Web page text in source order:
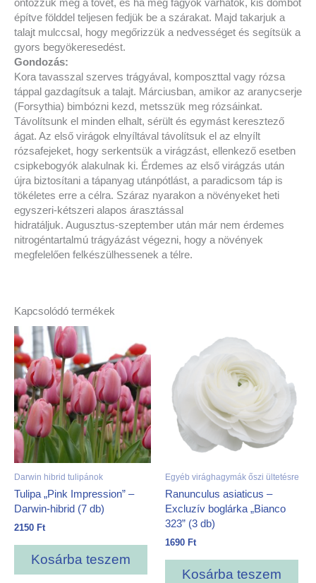
öntözzük meg a tövet, és ha még fagyok várhatók, kis dombot
építve földdel teljesen fedjük be a szárakat. Majd takarjuk a
talajt mulccsal, hogy megőrizzük a nedvességet és segítsük a
gyors begyökeresedést.
Gondozás:
Kora tavasszal szerves trágyával, komposzttal vagy rózsa
táppal gazdagítsuk a talajt. Márciusban, amikor az aranycserje
(Forsythia) bimbózni kezd, metsszük meg rózsáinkat.
Távolítsunk el minden elhalt, sérült és egymást keresztező
ágat. Az első virágok elnyíltával távolítsuk el az elnyílt
rózsafejeket, hogy serkentsük a virágzást, ellenkező esetben
csipkebogyók alakulnak ki. Érdemes az első virágzás után
újra biztosítani a tápanyag utánpótlást, a paradicsom táp is
tökéletes erre a célra. Száraz nyarakon a növényeket heti
egyszeri-kétszeri alapos árasztással
hidratáljuk. Augusztus-szeptember után már nem érdemes
nitrogéntartalmú trágyázást végezni, hogy a növények
megfelelően felkészülhessenek a télre.
Kapcsolódó termékek
Darwin hibrid tulipánok
Tulipa „Pink Impression” –
Darwin-hibrid (7 db)
2150 Ft
Kosárba teszem
Egyéb virághagymák őszi ültetésre
Ranunculus asiaticus –
Excluzív boglárka „Bianco
323” (3 db)
1690 Ft
Kosárba teszem